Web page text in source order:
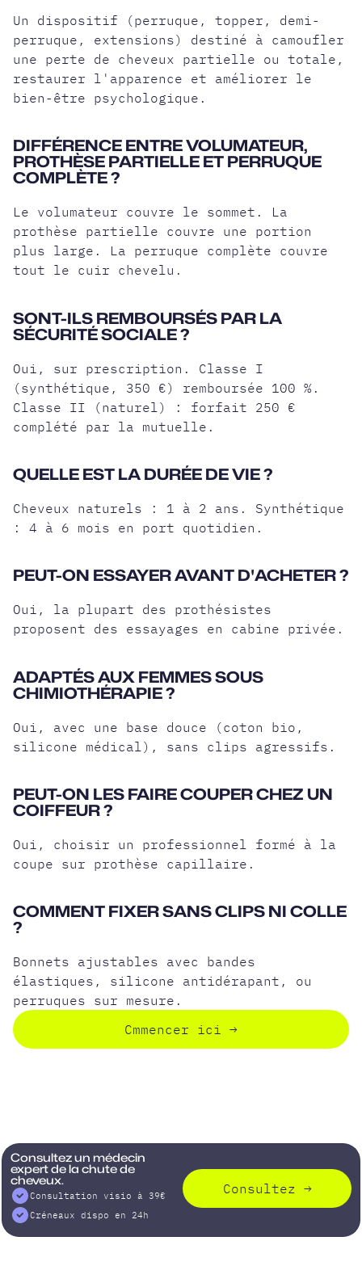
Un dispositif (perruque, topper, demi-
perruque, extensions) destiné à camoufler
une perte de cheveux partielle ou totale,
restaurer l'apparence et améliorer le
bien-être psychologique.
DIFFÉRENCE ENTRE VOLUMATEUR,
PROTHÈSE PARTIELLE ET PERRUQUE
COMPLÈTE ?
Le volumateur couvre le sommet. La
prothèse partielle couvre une portion
plus large. La perruque complète couvre
tout le cuir chevelu.
SONT-ILS REMBOURSÉS PAR LA
SÉCURITÉ SOCIALE ?
Oui, sur prescription. Classe I
(synthétique, 350 €) remboursée 100 %.
Classe II (naturel) : forfait 250 €
complété par la mutuelle.
QUELLE EST LA DURÉE DE VIE ?
Cheveux naturels : 1 à 2 ans. Synthétique
: 4 à 6 mois en port quotidien.
PEUT-ON ESSAYER AVANT D'ACHETER ?
Oui, la plupart des prothésistes
proposent des essayages en cabine privée.
ADAPTÉS AUX FEMMES SOUS
CHIMIOTHÉRAPIE ?
Oui, avec une base douce (coton bio,
silicone médical), sans clips agressifs.
PEUT-ON LES FAIRE COUPER CHEZ UN
COIFFEUR ?
Oui, choisir un professionnel formé à la
coupe sur prothèse capillaire.
COMMENT FIXER SANS CLIPS NI COLLE
?
Bonnets ajustables avec bandes
élastiques, silicone antidérapant, ou
perruques sur mesure.
Cmmencer ici →
Consultez un médecin
expert de la chute de
cheveux.
Consultation visio à 39€
Créneaux dispo en 24h
Consultez →